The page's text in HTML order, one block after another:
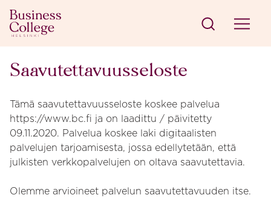
Siirry sisältöön
Business College Helsinki
Saavutettavuusseloste
Tämä saavutettavuusseloste koskee palvelua
https://www.bc.fi ja on laadittu / päivitetty
09.11.2020. Palvelua koskee laki digitaalisten
palvelujen tarjoamisesta, jossa edellytetään, että
julkisten verkkopalvelujen on oltava saavutettavia.
Olemme arvioineet palvelun saavutettavuuden itse.